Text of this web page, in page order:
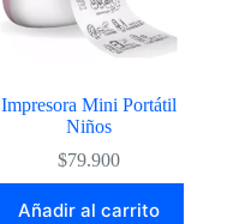
Impresora Mini Portátil
Niños
$79.900
Añadir al carrito